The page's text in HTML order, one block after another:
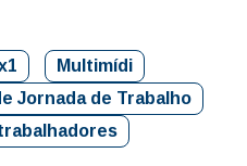
Multimídi
Jornada de Trabalho